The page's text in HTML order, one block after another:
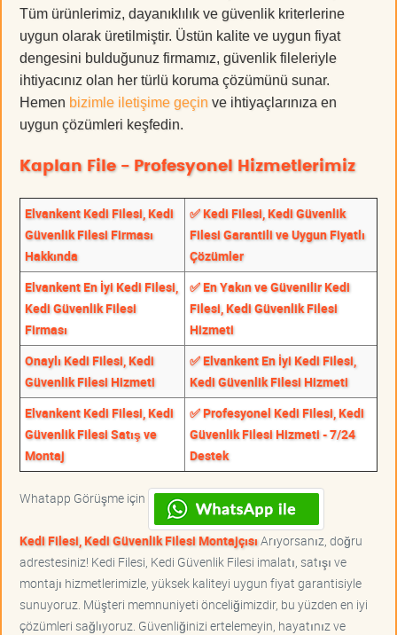
Tüm ürünlerimiz, dayanıklılık ve güvenlik kriterlerine
uygun olarak üretilmiştir. Üstün kalite ve uygun fiyat
dengesini bulduğunuz firmamız, güvenlik fileleriyle
ihtiyacınız olan her türlü koruma çözümünü sunar.
Hemen bizimle iletişime geçin ve ihtiyaçlarınıza en
uygun çözümleri keşfedin.
Kaplan File - Profesyonel Hizmetlerimiz
Elvankent Kedi Filesi, Kedi
Güvenlik Filesi Firması
Hakkında
✅ Kedi Filesi, Kedi Güvenlik
Filesi Garantili ve Uygun Fiyatlı
Çözümler
Elvankent En İyi Kedi Filesi,
Kedi Güvenlik Filesi
Firması
✅ En Yakın ve Güvenilir Kedi
Filesi, Kedi Güvenlik Filesi
Hizmeti
Onaylı Kedi Filesi, Kedi
Güvenlik Filesi Hizmeti
✅ Elvankent En İyi Kedi Filesi,
Kedi Güvenlik Filesi Hizmeti
Elvankent Kedi Filesi, Kedi
Güvenlik Filesi Satış ve
Montaj
✅ Profesyonel Kedi Filesi, Kedi
Güvenlik Filesi Hizmeti - 7/24
Destek
Whatapp Görüşme için
Kedi Filesi, Kedi Güvenlik Filesi MontajçısıArıyorsanız, doğru
adrestesiniz! Kedi Filesi, Kedi Güvenlik Filesi imalatı, satışı ve
montajı hizmetlerimizle, yüksek kaliteyi uygun fiyat garantisiyle
sunuyoruz. Müşteri memnuniyeti önceliğimizdir, bu yüzden en iyi
çözümleri sağlıyoruz. Güvenliğinizi ertelemeyin, hayatınız ve